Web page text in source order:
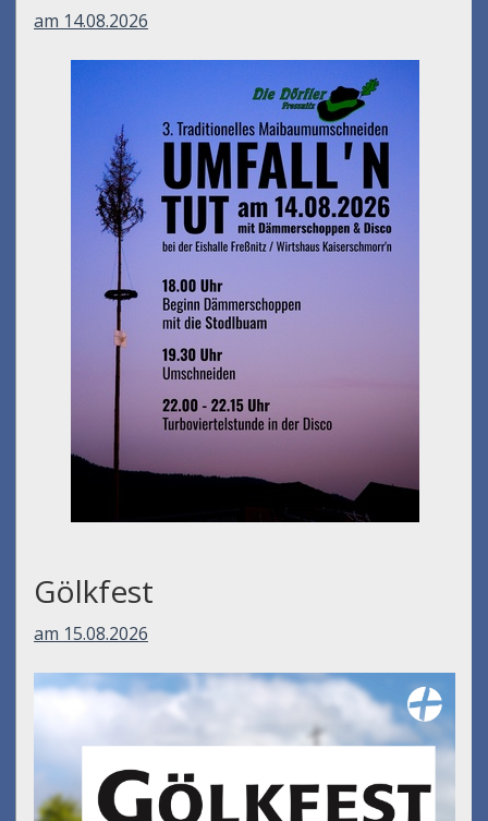
am 14.08.2026
Gölkfest
am 15.08.2026